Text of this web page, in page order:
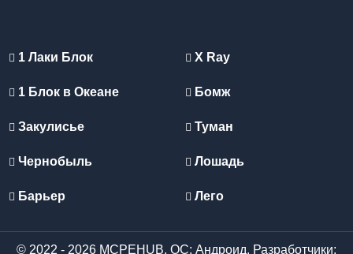
1 Лаки Блок
1 Блок в Океане
Закулисье
Чернобыль
Барьер
X Ray
Бомж
Туман
Лошадь
Лего
© 2022 - 2026 MCPEHUB. ОС: Андроид. Разработчики: